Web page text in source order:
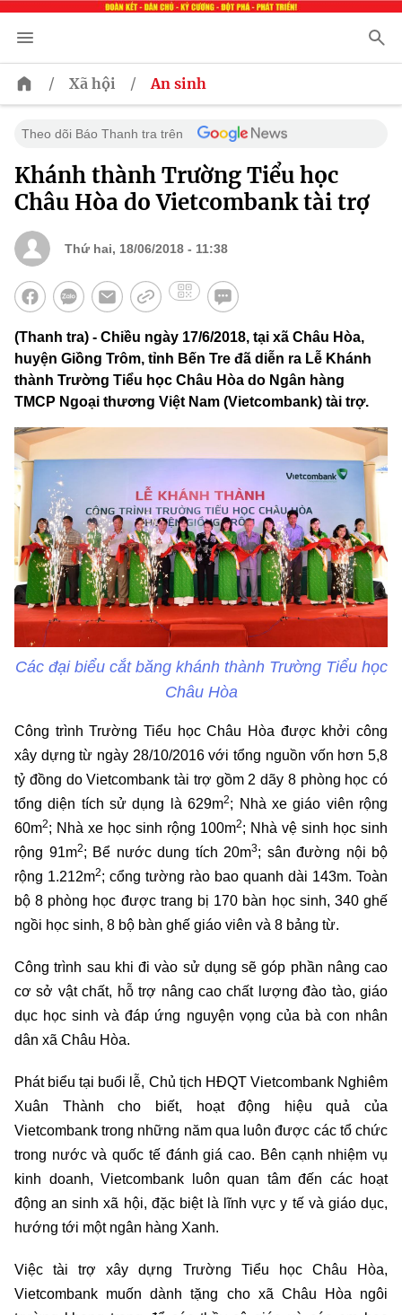
/ Xã hội / An sinh
Theo dõi Báo Thanh tra trên
Khánh thành Trường Tiểu học
Châu Hòa do Vietcombank tài trợ
Thứ hai, 18/06/2018 - 11:38
(Thanh tra) - Chiều ngày 17/6/2018, tại xã Châu Hòa,
huyện Giồng Trôm, tỉnh Bến Tre đã diễn ra Lễ Khánh
thành Trường Tiểu học Châu Hòa do Ngân hàng
TMCP Ngoại thương Việt Nam (Vietcombank) tài trợ.
Các đại biểu cắt băng khánh thành Trường Tiểu học
Châu Hòa
Công trình Trường Tiểu học Châu Hòa được khởi công
xây dựng từ ngày 28/10/2016 với tổng nguồn vốn hơn 5,8
tỷ đồng do Vietcombank tài trợ gồm 2 dãy 8 phòng học có
tổng diện tích sử dụng là 629m2; Nhà xe giáo viên rộng
60m2; Nhà xe học sinh rộng 100m2; Nhà vệ sinh học sinh
rộng 91m2; Bể nước dung tích 20m3; sân đường nội bộ
rộng 1.212m2; cổng tường rào bao quanh dài 143m. Toàn
bộ 8 phòng học được trang bị 170 bàn học sinh, 340 ghế
ngồi học sinh, 8 bộ bàn ghế giáo viên và 8 bảng từ.
Công trình sau khi đi vào sử dụng sẽ góp phần nâng cao
cơ sở vật chất, hỗ trợ nâng cao chất lượng đào tào, giáo
dục học sinh và đáp ứng nguyện vọng của bà con nhân
dân xã Châu Hòa.
Phát biểu tại buổi lễ, Chủ tịch HĐQT Vietcombank Nghiêm
Xuân Thành cho biết, hoạt động hiệu quả của
Vietcombank trong những năm qua luôn được các tổ chức
trong nước và quốc tế đánh giá cao. Bên cạnh nhiệm vụ
kinh doanh, Vietcombank luôn quan tâm đến các hoạt
động an sinh xã hội, đặc biệt là lĩnh vực y tế và giáo dục,
hướng tới một ngân hàng Xanh.
Việc tài trợ xây dựng Trường Tiểu học Châu Hòa,
Vietcombank muốn dành tặng cho xã Châu Hòa ngôi